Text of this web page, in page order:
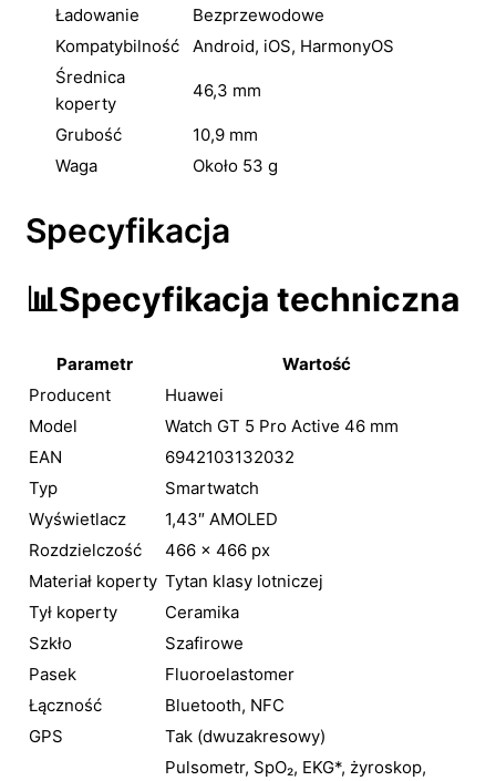
Ładowanie
Bezprzewodowe
Kompatybilność
Android, iOS, HarmonyOS
Średnica
koperty
46,3 mm
Grubość
10,9 mm
Waga
Około 53 g
Specyfikacja
📊Specyfikacja techniczna
Parametr
Wartość
Producent
Huawei
Model
Watch GT 5 Pro Active 46 mm
EAN
6942103132032
Typ
Smartwatch
Wyświetlacz
1,43″ AMOLED
Rozdzielczość
466 × 466 px
Materiał koperty Tytan klasy lotniczej
Tył koperty
Ceramika
Szkło
Szafirowe
Pasek
Fluoroelastomer
Łączność
Bluetooth, NFC
GPS
Tak (dwuzakresowy)
Pulsometr, SpO₂, EKG*, żyroskop,